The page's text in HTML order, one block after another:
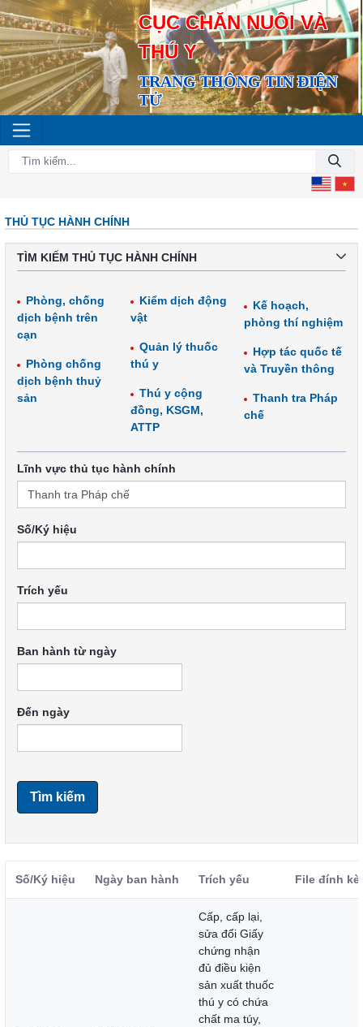
CỤC CHĂN NUÔI VÀ
THÚ Y
TRANG THÔNG TIN ĐIỆN
TỬ
THỦ TỤC HÀNH CHÍNH
TÌM KIẾM THỦ TỤC HÀNH CHÍNH
Phòng, chống
dịch bệnh trên
cạn
Phòng chống
dịch bệnh thuỷ
sản
Kiểm dịch động
vật
Quản lý thuốc
thú y
Thú y cộng
đồng, KSGM,
ATTP
Kế hoạch,
phòng thí nghiệm
Hợp tác quốc tế
và Truyền thông
Thanh tra Pháp
chế
Lĩnh vực thủ tục hành chính
Số/Ký hiệu
Trích yếu
Ban hành từ ngày
Đến ngày
Tìm kiếm
Số/Ký hiệu Ngày ban hành Trích yếu File đính
Cấp, cấp lại,
sửa đổi Giấy
chứng nhận
đủ điều kiện
sản xuất thuốc
thú y có chứa
chất ma túy,